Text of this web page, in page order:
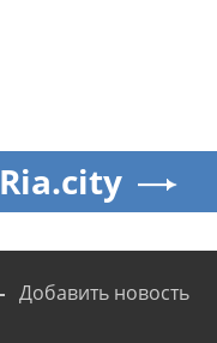
Ria.city
Добавить новость